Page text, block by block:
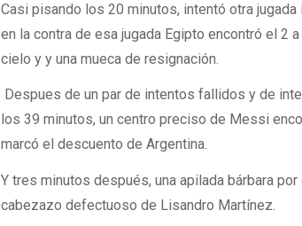
Casi pisando los 20 minutos, intentó otra
en la contra de esa jugada Egipto encontró el 2
cielo y y una mueca de resignación.
Despues de un par de intentos fallidos y de
los 39 minutos, un centro preciso de Messi
marcó el descuento de Argentina.
Y tres minutos después, una apilada bárbara
cabezazo defectuoso de Lisandro Martínez.